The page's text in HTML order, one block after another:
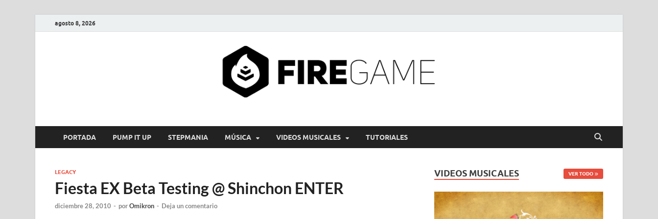
agosto 8, 2026
FIRE GAME
PORTADA PUMP IT UP STEPMANIA MÚSICA VIDEOS MUSICALES TUTORIALES
LEGACY
Fiesta EX Beta Testing @ Shinchon ENTER
diciembre 28, 2010 - porOmikron - Deja un comentario
VIDEOS MUSICALES VER TODO